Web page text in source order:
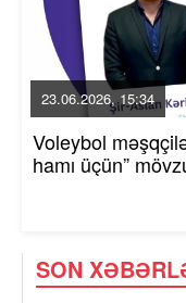
23.06.2026, 15:34
Voleybol
hamı üçün”
SON